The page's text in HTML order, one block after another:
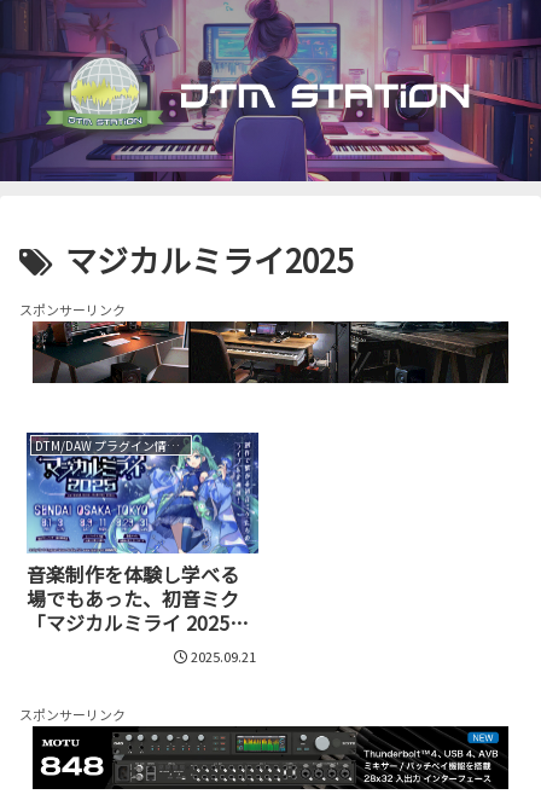
マジカルミライ2025
スポンサーリンク
DTM/DAW プラグイン情報（VST AU AAX）
音楽制作を体験し学べる
場でもあった、初音ミク
「マジカルミライ 2025」
TOKYO イベントレポート
2025.09.21
スポンサーリンク